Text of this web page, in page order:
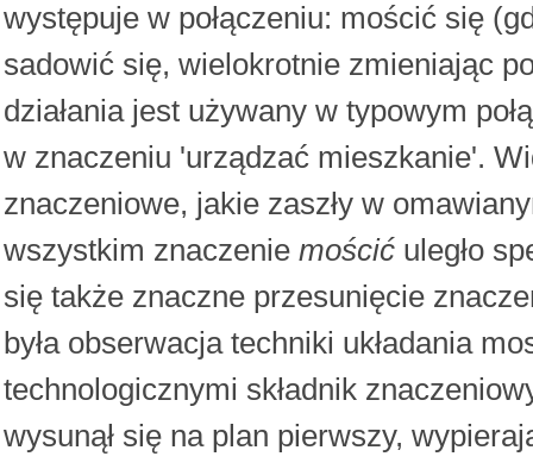
występuje w połączeniu: mościć się
sadowić się, wielokrotnie zmieniając
działania jest używany w typowym
w znaczeniu 'urządzać mieszkanie'.
znaczeniowe, jakie zaszły w
wszystkim znaczenie mościć uległo
się także znaczne przesunięcie
była obserwacja techniki układania
technologicznymi składnik
wysunął się na plan pierwszy,